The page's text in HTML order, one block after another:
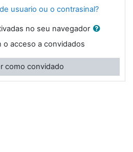
usuario ou o contrasinal?
no seu navegador
acceso a convidados
como convidado